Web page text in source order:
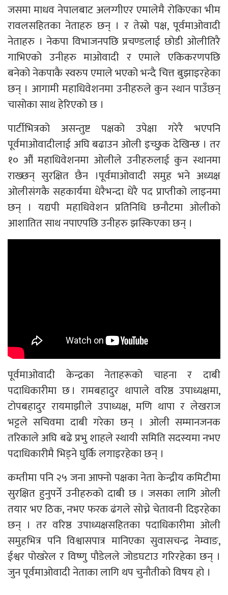
जसमा माधव नेपालबाट अलग्गीएर एमालेमै रोकिएका भीम
रावलसहितका नेताहरु छन् । र तेस्रो पक्ष, पूर्वमाओवादी
नेताहरु । नेकपा विभाजनपछि प्रचण्डलाई छोडी ओलीतिरै
गाभिएको उनीहरु माओवादी र एमाले एकिकरणपछि
बनेको नेकपाकै स्वरुप एमाले भएको भन्दै चित्त बुझाइरहेका
छन् । आगामी महाधिवेशनमा उनीहरुले कुन स्थान पाउँछन्
चासोका साथ हेरिएको छ ।
पार्टीभित्रको असन्तुष्ट पक्षको उपेक्षा गरेरै भएपनि
पूर्वमाओवादीलाई अघि बढाउन ओली इच्छुक देखिन्छ । तर
१० औं महाधिवेशनमा ओलीले उनीहरुलाई कुन स्थानमा
राख्छन् सुरक्षित छैन ।पूर्वमाओवादी समुह भने अध्यक्ष
ओलीसंगकै सहकार्यमा धेरैभन्दा धेरै पद प्राप्तीको लाइनमा
छन् । यद्यपी महाधिवेशन प्रतिनिधि छनौटमा ओलीको
आशातित साथ नपाएपछि उनीहरु झस्किएका छन् ।
पूर्वमाओवादी केन्द्रका नेताहरूको चाहना र दाबी
पदाधिकारीमा छ । रामबहादुर थापाले वरिष्ठ उपाध्यक्षमा,
टोपबहादुर रायमाझीले उपाध्यक्ष, मणि थापा र लेखराज
भट्टले सचिवमा दाबी गरेका छन् । ओली सम्मानजनक
तरिकाले अघि बढे प्रभु शाहले स्थायी समिति सदस्यमा नभए
पदाधिकारीमै भिड्ने घुर्कि लगाइरहेका छन् ।
कम्तीमा पनि २५ जना आफ्नो पक्षका नेता केन्द्रीय कमिटीमा
सुरक्षित हुनुपर्ने उनीहरुको दाबी छ । जसका लागि ओली
तयार भए ठिक, नभए फरक ढंगले सोच्ने चेतावनी दिइरहेका
छन् । तर वरिष्ठ उपाध्यक्षसहितका पदाधिकारीमा ओली
समुहभित्र पनि विश्वासपात्र मानिएका सुवासचन्द्र नेम्वाङ,
ईश्वर पोखरेल र विष्णु पौडेलले जोडघटाउ गरिरहेका छन् ।
जुन पूर्वमाओवादी नेताका लागि थप चुनौतीको विषय हो ।